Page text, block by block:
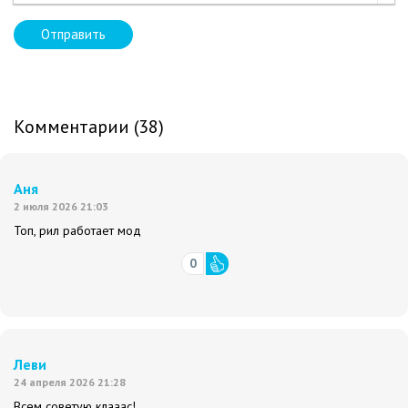
Отправить
Комментарии (38)
Аня
2 июля 2026 21:03
Топ, рил работает мод
0
Леви
24 апреля 2026 21:28